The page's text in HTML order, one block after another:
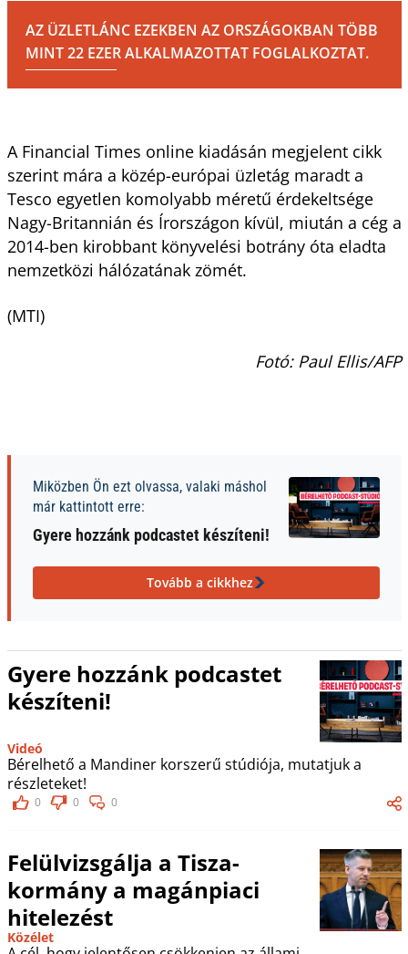
AZ ÜZLETLÁNC EZEKBEN AZ ORSZÁGOKBAN TÖBB
MINT 22 EZER ALKALMAZOTTAT FOGLALKOZTAT.
A Financial Times online kiadásán megjelent cikk
szerint mára a közép-európai üzletág maradt a
Tesco egyetlen komolyabb méretű érdekeltsége
Nagy-Britannián és Írországon kívül, miután a cég a
2014-ben kirobbant könyvelési botrány óta eladta
nemzetközi hálózatának zömét.
(MTI)
Fotó: Paul Ellis/AFP
Miközben Ön ezt olvassa, valaki máshol
már kattintott erre:
Gyere hozzánk podcastet készíteni!
Tovább a cikkhez
Gyere hozzánk podcastet
készíteni!
Videó
Bérelhető a Mandiner korszerű stúdiója, mutatjuk a
részleteket!
0 0 0
Felülvizsgálja a Tisza-
kormány a magánpiaci
hitelezést
Közélet